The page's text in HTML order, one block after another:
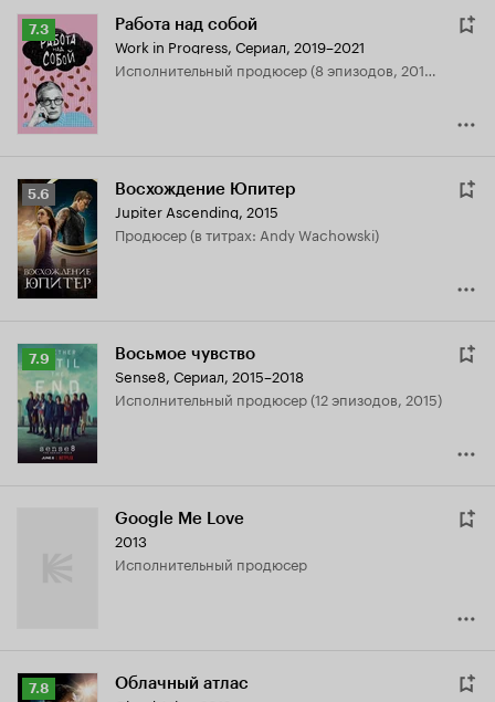
Рейтинг
Кинопоиска
7.3
7.3 Работа над собой
Work in Progress, Сериал, 2019–2021
исполнительный продюсер (8 эпизодов, 2019-2020)
Рейтинг
Кинопоиска
5.6
5.6 Восхождение Юпитер
Jupiter Ascending, 2015
продюсер (в титрах: Andy Wachowski)
Рейтинг
Кинопоиска
7.9
7.9 Восьмое чувство
Sense8, Сериал, 2015–2018
исполнительный продюсер (12 эпизодов, 2015)
Google Me Love
2013
исполнительный продюсер
Рейтинг
7.8 Облачный атлас